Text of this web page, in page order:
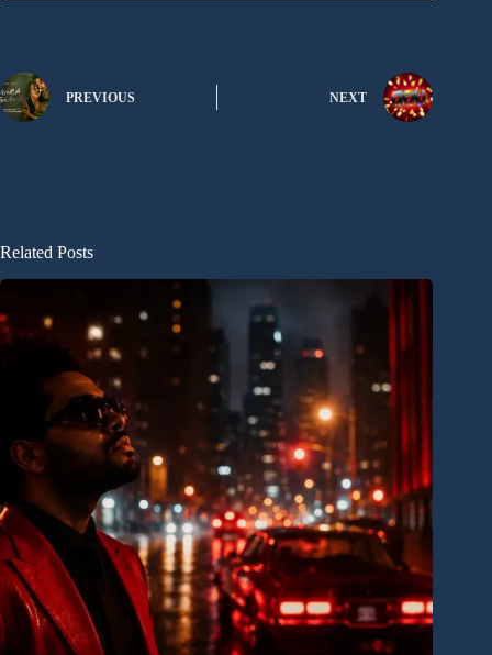
PREVIOUS NEXT
Related Posts